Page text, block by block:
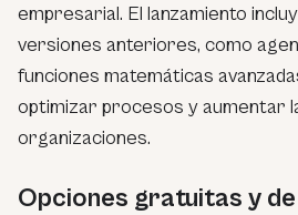
empresarial. El lanzamiento
versiones anteriores, como
funciones matemáticas
optimizar procesos y aumentar
organizaciones.
Opciones gratuitas y